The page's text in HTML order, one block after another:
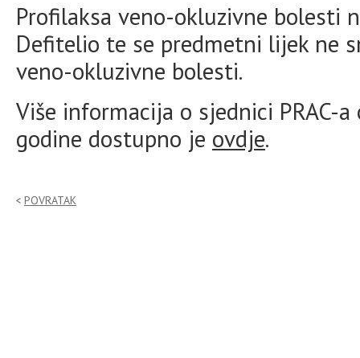
Profilaksa veno-okluzivne bolesti
Defitelio te se predmetni lijek ne
veno-okluzivne bolesti.
Više informacija o sjednici PRAC-
godine dostupno je ovdje.
POVRATAK